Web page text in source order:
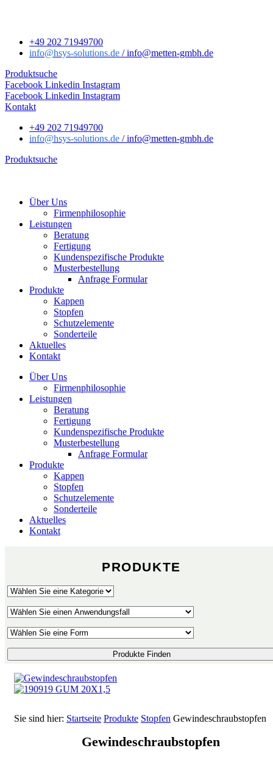
+49 202 71949700
info@hsys-solutions.de / info@metten-gmbh.de
Produktsuche
Facebook Linkedin Instagram
Facebook Linkedin Instagram
Kontakt
+49 202 71949700
info@hsys-solutions.de / info@metten-gmbh.de
Produktsuche
Über Uns
Firmenphilosophie
Leistungen
Beratung
Fertigung
Kundenspezifische Produkte
Musterbestellung
Anfrage Formular
Produkte
Kappen
Stopfen
Schutzelemente
Sonderteile
Aktuelles
Kontakt
Über Uns
Firmenphilosophie
Leistungen
Beratung
Fertigung
Kundenspezifische Produkte
Musterbestellung
Anfrage Formular
Produkte
Kappen
Stopfen
Schutzelemente
Sonderteile
Aktuelles
Kontakt
PRODUKTE
Produkte Finden
Sie sind hier: Startseite Produkte Stopfen Gewindeschraub­stopfen
Gewindeschraub­stopfen